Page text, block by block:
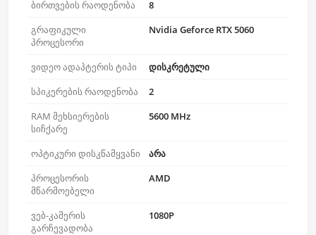
ბირთვების რაოდენობა
8
გრაფიკული
პროცესორი
Nvidia Geforce RTX 5060
ვიდეო ადაპტერის ტიპი
დისკრეტული
სპიკერების რაოდენობა
2
RAM მეხსიერების
სიჩქარე
5600 MHz
ოპტიკური დისკწამყვანი
არა
პროცესორის
მწარმოებელი
AMD
ვებ-კამერის
გარჩევადობა
1080P